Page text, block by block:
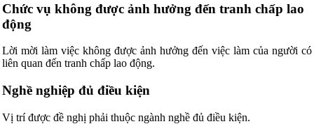
Chức vụ không được ảnh hưởng đến tranh chấp lao
động
Lời mời làm việc không được ảnh hưởng đến việc làm của người có
liên quan đến tranh chấp lao động.
Nghề nghiệp đủ điều kiện
Vị trí được đề nghị phải thuộc ngành nghề đủ điều kiện.